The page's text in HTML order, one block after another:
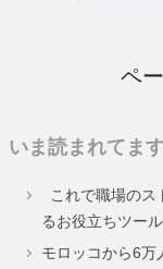
ペ
いま読まれてま
これで職場のス
るお役立ちツー
モロッコから6万